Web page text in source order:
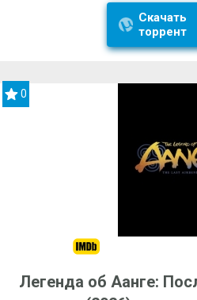
Скачать
торрент
0
Легенда об Аанге: